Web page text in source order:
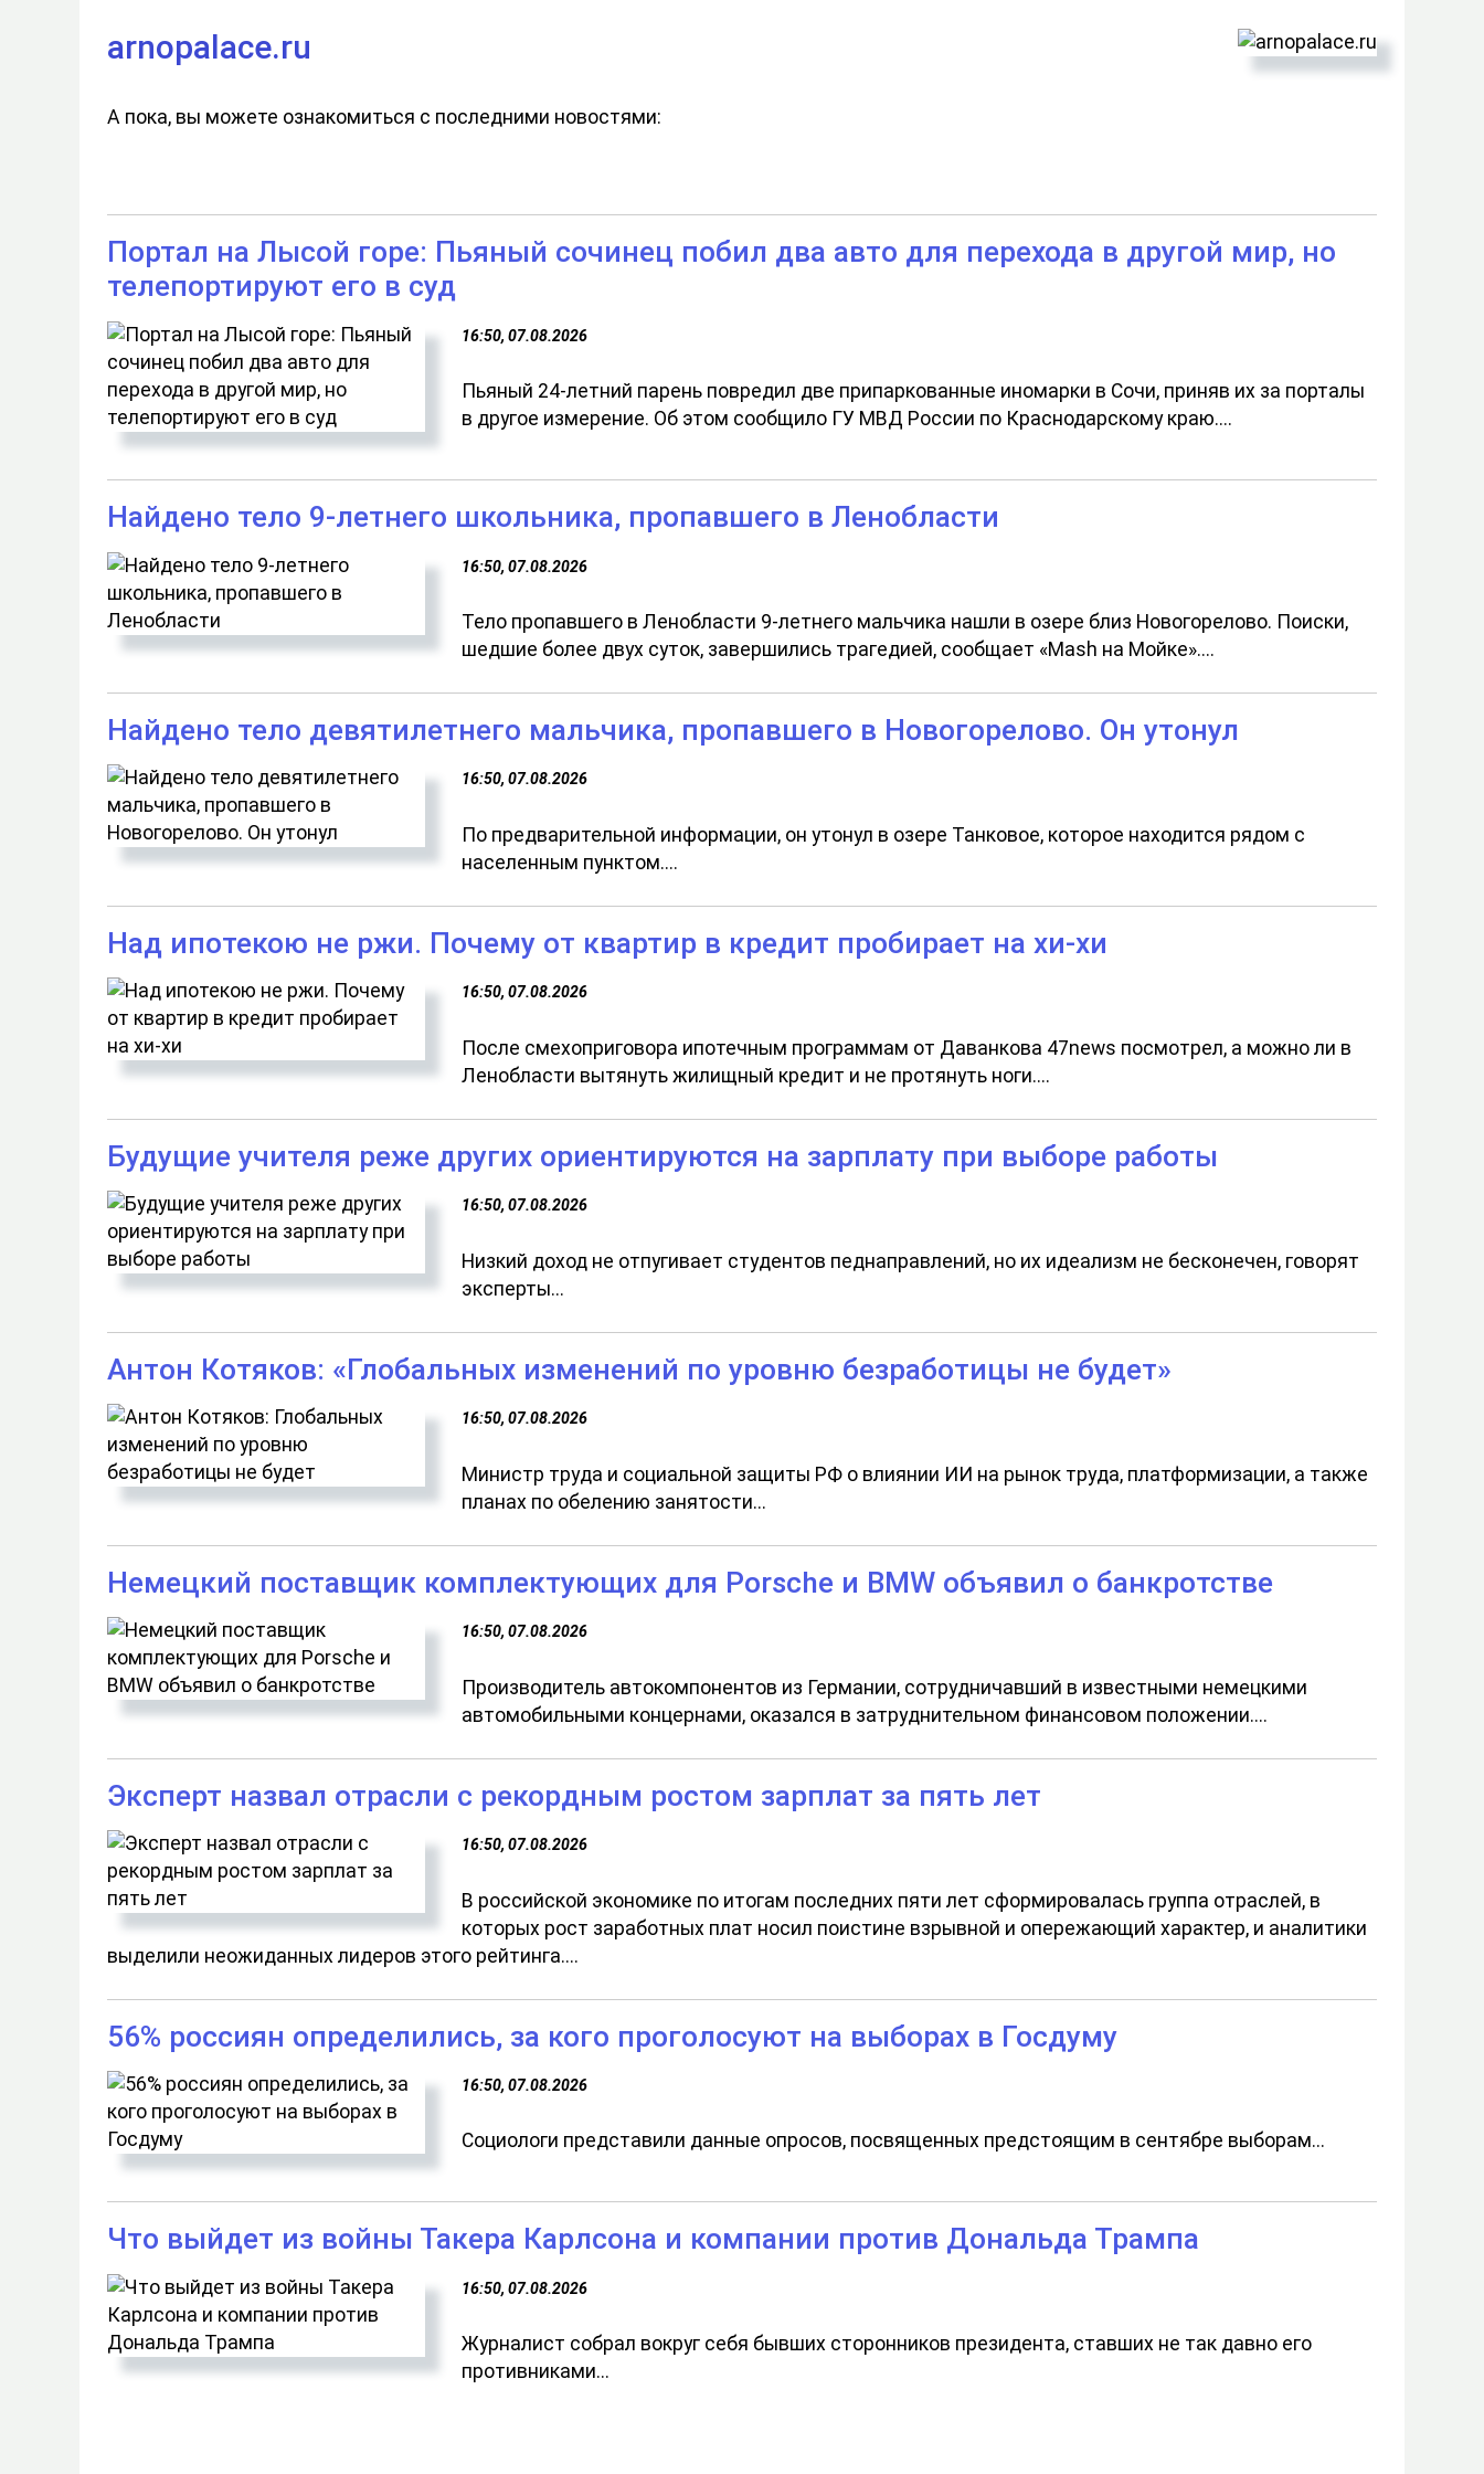
arnopalace.ru
А пока, вы можете ознакомиться с последними новостями:
Портал на Лысой горе: Пьяный сочинец побил два авто для перехода в другой мир, но
телепортируют его в суд
16:50, 07.08.2026
Пьяный 24-летний парень повредил две припаркованные иномарки в Сочи, приняв их за порталы
в другое измерение. Об этом сообщило ГУ МВД России по Краснодарскому краю....
Найдено тело 9-летнего школьника, пропавшего в Ленобласти
16:50, 07.08.2026
Тело пропавшего в Ленобласти 9-летнего мальчика нашли в озере близ Новогорелово. Поиски,
шедшие более двух суток, завершились трагедией, сообщает «Mash на Мойке»....
Найдено тело девятилетнего мальчика, пропавшего в Новогорелово. Он утонул
16:50, 07.08.2026
По предварительной информации, он утонул в озере Танковое, которое находится рядом с
населенным пунктом....
Над ипотекою не ржи. Почему от квартир в кредит пробирает на хи-хи
16:50, 07.08.2026
После смехоприговора ипотечным программам от Даванкова 47news посмотрел, а можно ли в
Ленобласти вытянуть жилищный кредит и не протянуть ноги....
Будущие учителя реже других ориентируются на зарплату при выборе работы
16:50, 07.08.2026
Низкий доход не отпугивает студентов педнаправлений, но их идеализм не бесконечен, говорят
эксперты...
Антон Котяков: «Глобальных изменений по уровню безработицы не будет»
16:50, 07.08.2026
Министр труда и социальной защиты РФ о влиянии ИИ на рынок труда, платформизации, а также
планах по обелению занятости...
Немецкий поставщик комплектующих для Porsche и BMW объявил о банкротстве
16:50, 07.08.2026
Производитель автокомпонентов из Германии, сотрудничавший в известными немецкими
автомобильными концернами, оказался в затруднительном финансовом положении....
Эксперт назвал отрасли с рекордным ростом зарплат за пять лет
16:50, 07.08.2026
В российской экономике по итогам последних пяти лет сформировалась группа отраслей, в
которых рост заработных плат носил поистине взрывной и опережающий характер, и аналитики
выделили неожиданных лидеров этого рейтинга....
56% россиян определились, за кого проголосуют на выборах в Госдуму
16:50, 07.08.2026
Социологи представили данные опросов, посвященных предстоящим в сентябре выборам...
Что выйдет из войны Такера Карлсона и компании против Дональда Трампа
16:50, 07.08.2026
Журналист собрал вокруг себя бывших сторонников президента, ставших не так давно его
противниками...